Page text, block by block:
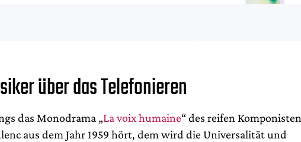
über das Telefonieren
das Monodrama „La voix humaine“ des reifen Komponisten
aus dem Jahr 1959 hört, dem wird die Universalität und